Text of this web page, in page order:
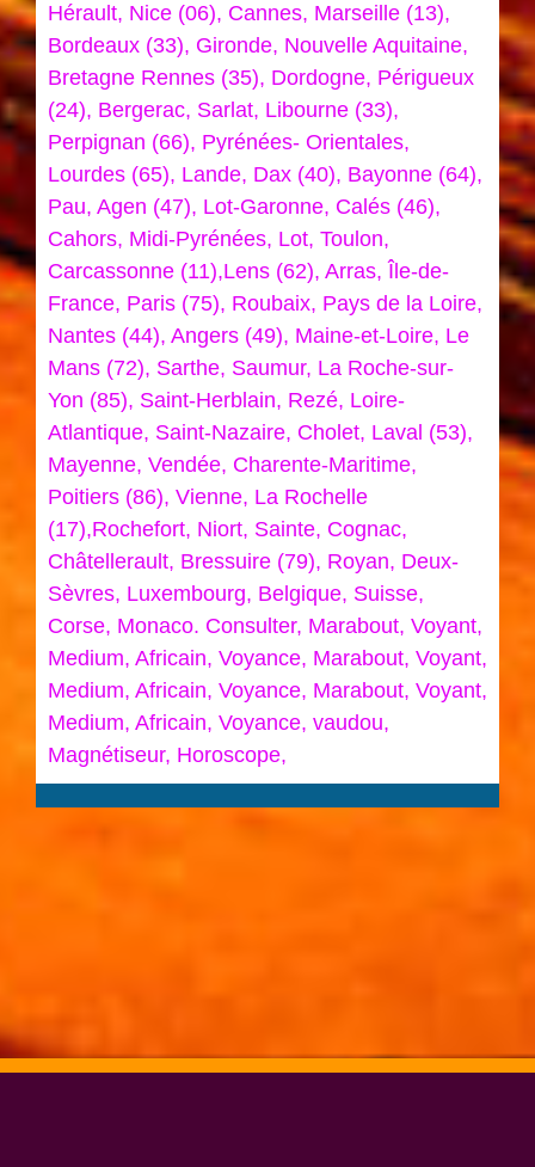
Hérault, Nice (06), Cannes, Marseille (13),
Bordeaux (33), Gironde, Nouvelle Aquitaine,
Bretagne Rennes (35), Dordogne, Périgueux
(24), Bergerac, Sarlat, Libourne (33),
Perpignan (66), Pyrénées- Orientales,
Lourdes (65), Lande, Dax (40), Bayonne (64),
Pau, Agen (47), Lot-Garonne, Calés (46),
Cahors, Midi-Pyrénées, Lot, Toulon,
Carcassonne (11),Lens (62), Arras, Île-de-
France, Paris (75), Roubaix, Pays de la Loire,
Nantes (44), Angers (49), Maine-et-Loire, Le
Mans (72), Sarthe, Saumur, La Roche-sur-
Yon (85), Saint-Herblain, Rezé, Loire-
Atlantique, Saint-Nazaire, Cholet, Laval (53),
Mayenne, Vendée, Charente-Maritime,
Poitiers (86), Vienne, La Rochelle
(17),Rochefort, Niort, Sainte, Cognac,
Châtellerault, Bressuire (79), Royan, Deux-
Sèvres, Luxembourg, Belgique, Suisse,
Corse, Monaco. Consulter, Marabout, Voyant,
Medium, Africain, Voyance, Marabout, Voyant,
Medium, Africain, Voyance, Marabout, Voyant,
Medium, Africain, Voyance, vaudou,
Magnétiseur, Horoscope,